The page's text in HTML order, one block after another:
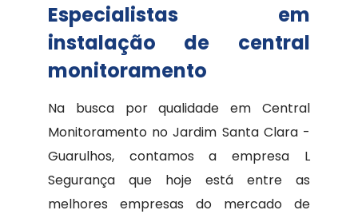
Especialistas em
instalação de central
monitoramento
Na busca por qualidade em Central
Monitoramento no Jardim Santa Clara -
Guarulhos, contamos a empresa L
Segurança que hoje está entre as
melhores empresas do mercado de